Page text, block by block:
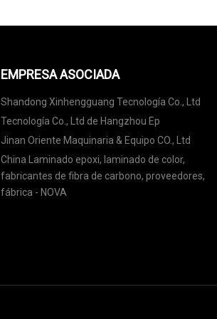
EMPRESA ASOCIADA
Shandong Xinhengguang Tecnología Co., Ltd
Tecnología Co., Ltd de Hangzhou Ep
Jinan Oriente Maquinaria & Equipo CO., Ltd
China Laminado epoxi, laminado de color,
fabricantes de fibra de carbono, proveedores,
fábrica - NOVA